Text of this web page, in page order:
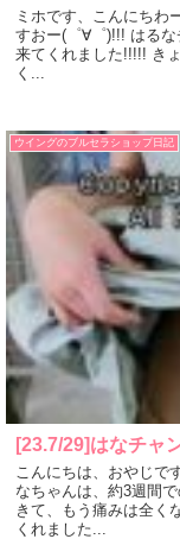
ミホです、こんにちわ
すおー(゜∀゜)!!! はる
来てくれました!!!!! き
く...
ウイングのブルセラショップ日記
[23.7/29]はなチャ
こんにちは、おやじで
なちゃんは、約3週間
きて、もう痛みは全く
くれました...